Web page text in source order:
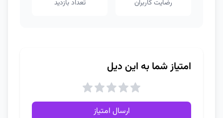
رضایت کاربران تعداد بازدید
امتیاز شما به این دیل
ارسال امتیاز